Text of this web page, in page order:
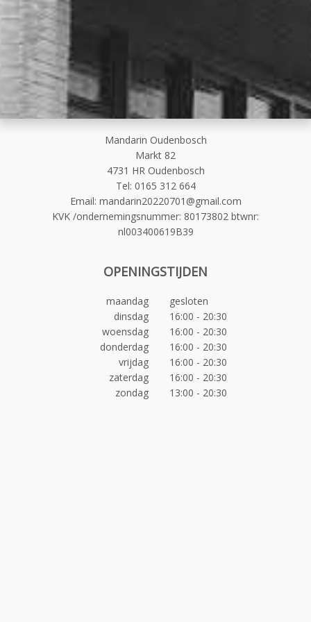
Mandarin Oudenbosch
Markt 82
4731 HR Oudenbosch
Tel: 0165 312 664
Email: mandarin20220701@gmail.com
KVK /ondernemingsnummer: 80173802 btwnr:
nl003400619B39
OPENINGSTIJDEN
maandag
gesloten
dinsdag
16:00 - 20:30
woensdag
16:00 - 20:30
donderdag
16:00 - 20:30
vrijdag
16:00 - 20:30
zaterdag
16:00 - 20:30
zondag
13:00 - 20:30